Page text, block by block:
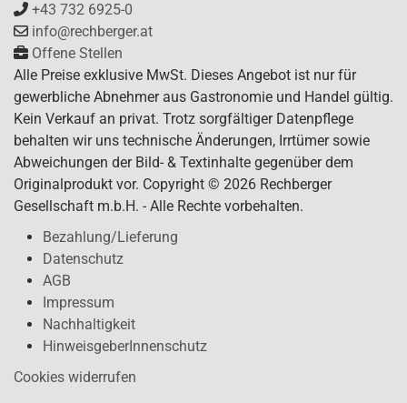
+43 732 6925-0
info@rechberger.at
Offene Stellen
Alle Preise exklusive MwSt. Dieses Angebot ist nur für
gewerbliche Abnehmer aus Gastronomie und Handel gültig.
Kein Verkauf an privat. Trotz sorgfältiger Datenpflege
behalten wir uns technische Änderungen, Irrtümer sowie
Abweichungen der Bild- & Textinhalte gegenüber dem
Originalprodukt vor. Copyright © 2026 Rechberger
Gesellschaft m.b.H. - Alle Rechte vorbehalten.
Bezahlung/Lieferung
Datenschutz
AGB
Impressum
Nachhaltigkeit
HinweisgeberInnenschutz
Cookies widerrufen